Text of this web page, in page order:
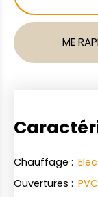
ME
Chauffage :
Ouvertures : PVC